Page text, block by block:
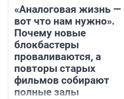
«Аналоговая жизнь —
вот что нам нужно».
Почему новые
блокбастеры
проваливаются, а
повторы старых
фильмов собирают
полные залы